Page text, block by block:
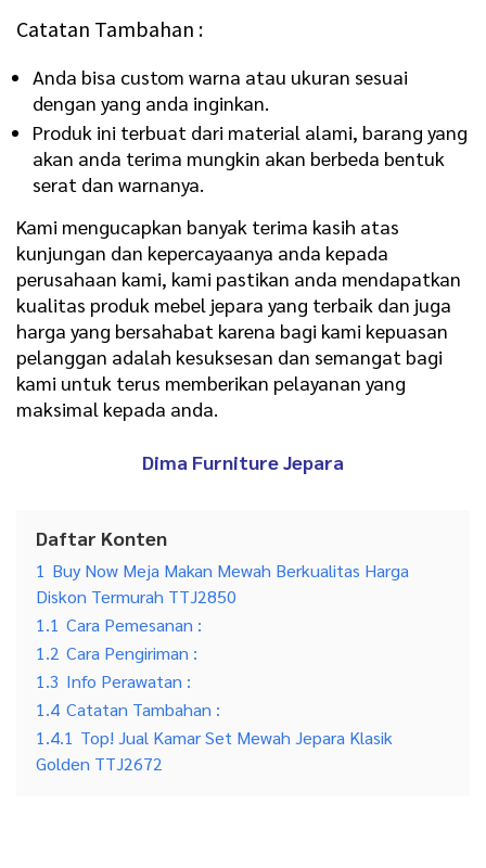
Catatan Tambahan :
Anda bisa custom warna atau ukuran sesuai
dengan yang anda inginkan.
Produk ini terbuat dari material alami, barang yang
akan anda terima mungkin akan berbeda bentuk
serat dan warnanya.
Kami mengucapkan banyak terima kasih atas
kunjungan dan kepercayaanya anda kepada
perusahaan kami, kami pastikan anda mendapatkan
kualitas produk mebel jepara yang terbaik dan juga
harga yang bersahabat karena bagi kami kepuasan
pelanggan adalah kesuksesan dan semangat bagi
kami untuk terus memberikan pelayanan yang
maksimal kepada anda.
Dima Furniture Jepara
Daftar Konten
1 Buy Now Meja Makan Mewah Berkualitas Harga
Diskon Termurah TTJ2850
1.1 Cara Pemesanan :
1.2 Cara Pengiriman :
1.3 Info Perawatan :
1.4 Catatan Tambahan :
1.4.1 Top! Jual Kamar Set Mewah Jepara Klasik
Golden TTJ2672